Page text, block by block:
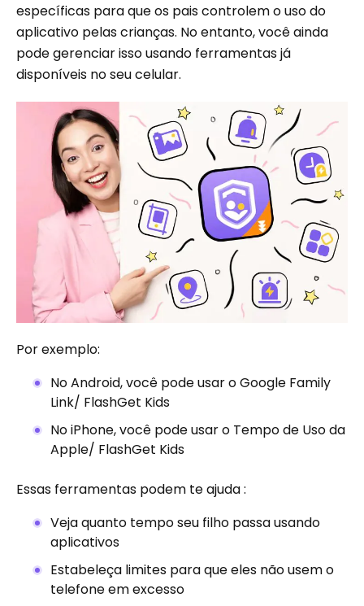
específicas para que os pais controlem o uso do
aplicativo pelas crianças. No entanto, você ainda
pode gerenciar isso usando ferramentas já
disponíveis no seu celular.
Por exemplo:
No Android, você pode usar o Google Family
Link/ FlashGet Kids
No iPhone, você pode usar o Tempo de Uso da
Apple/ FlashGet Kids
Essas ferramentas podem te ajuda :
Veja quanto tempo seu filho passa usando
aplicativos
Estabeleça limites para que eles não usem o
telefone em excesso